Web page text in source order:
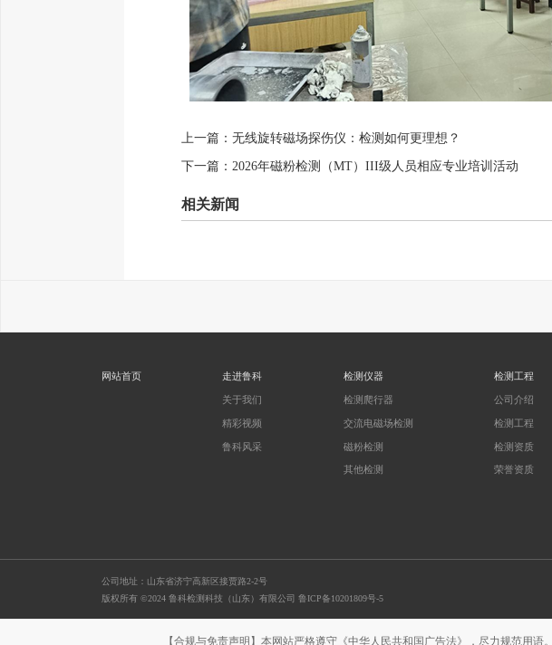
上一篇： 无线旋转磁场探伤仪：检测如何更理想？
下一篇： 2026年磁粉检测（MT）III级人员相应专业培训活动
相关新闻
网站首页 走进鲁科
关于我们
精彩视频
鲁科风采
检测仪器
检测爬行器
交流电磁场检测
磁粉检测
其他检测
检测工程
公司介绍
检测工程
检测资质
荣誉资质
公司地址：山东省济宁高新区接贾路2-2号
版权所有 ©2024 鲁科检测科技（山东）有限公司鲁ICP备10201809号-5
【合规与免责声明】本网站严格遵守《中华人民共和国广告法》，尽力规范用